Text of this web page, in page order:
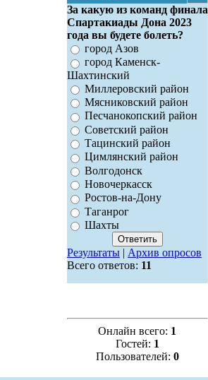
За какую из команд финала
Спартакиады Дона 2023
года вы будете болеть?
город Азов
город Каменск-
Шахтинский
Миллеровский район
Мясниковский район
Песчанокопский район
Советский район
Тацинский район
Цимлянский район
Волгодонск
Новочеркасск
Ростов-на-Дону
Таганрог
Шахты
Результаты| Архив опросов
Всего ответов: 11
Онлайн всего: 1
Гостей: 1
Пользователей: 0